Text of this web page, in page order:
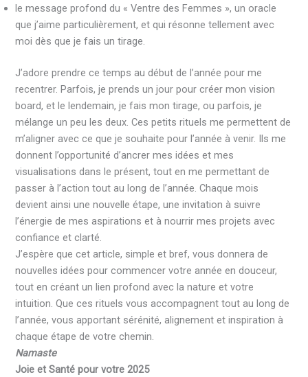
le message profond du « Ventre des Femmes », un oracle
que j’aime particulièrement, et qui résonne tellement avec
moi dès que je fais un tirage.
J’adore prendre ce temps au début de l’année pour me
recentrer. Parfois, je prends un jour pour créer mon vision
board, et le lendemain, je fais mon tirage, ou parfois, je
mélange un peu les deux. Ces petits rituels me permettent de
m’aligner avec ce que je souhaite pour l’année à venir. Ils me
donnent l’opportunité d’ancrer mes idées et mes
visualisations dans le présent, tout en me permettant de
passer à l’action tout au long de l’année. Chaque mois
devient ainsi une nouvelle étape, une invitation à suivre
l’énergie de mes aspirations et à nourrir mes projets avec
confiance et clarté.
J’espère que cet article, simple et bref, vous donnera de
nouvelles idées pour commencer votre année en douceur,
tout en créant un lien profond avec la nature et votre
intuition. Que ces rituels vous accompagnent tout au long de
l’année, vous apportant sérénité, alignement et inspiration à
chaque étape de votre chemin.
Namaste
Joie et Santé pour votre 2025